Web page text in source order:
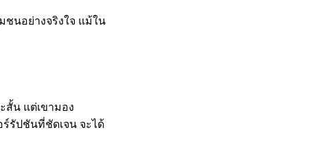
นอย่างจริงใจ แม้ใน
สั้น แต่เขามอง
รัปชันที่ชัดเจน จะได้